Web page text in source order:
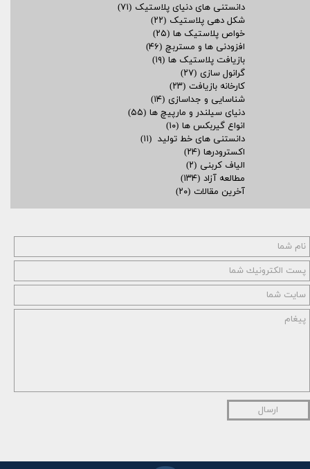
ارسال
دانستنی های دنیای پلاستیک (۷۱)
شکل دهی پلاستیک (۲۲)
خواص پلاستیک ها (۲۵)
افزودنی ها و مستربچ (۴۶)
بازیافت پلاستیک ها (۱۹)
گرانول سازی (۲۷)
کارخانه بازیافت (۲۳)
شناسایی و جداسازی (۱۴)
دنیای سیلندر و مارپیچ ها (۵۵)
انواع گیربکس ها (۱۰)
دانستنی های خط تولید (۱۱)
اکسترودرها (۲۴)
الیاف کربنی (۲)
مطالعه آزاد (۱۳۴)
آخرین مقالات (۲۰)